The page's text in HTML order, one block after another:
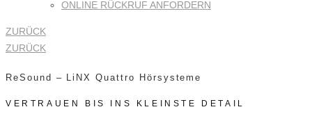
ONLINE RÜCKRUF ANFORDERN
ZURÜCK
ZURÜCK
ReSound – LiNX Quattro Hörsysteme
VERTRAUEN BIS INS KLEINSTE DETAIL